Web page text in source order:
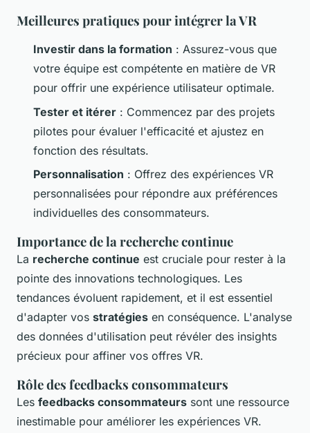
Meilleures pratiques pour intégrer la VR
Investir dans la formation : Assurez-vous que
votre équipe est compétente en matière de VR
pour offrir une expérience utilisateur optimale.
Tester et itérer : Commencez par des projets
pilotes pour évaluer l'efficacité et ajustez en
fonction des résultats.
Personnalisation : Offrez des expériences VR
personnalisées pour répondre aux préférences
individuelles des consommateurs.
Importance de la recherche continue
La recherche continue est cruciale pour rester à la
pointe des innovations technologiques. Les
tendances évoluent rapidement, et il est essentiel
d'adapter vos stratégies en conséquence. L'analyse
des données d'utilisation peut révéler des insights
précieux pour affiner vos offres VR.
Rôle des feedbacks consommateurs
Les feedbacks consommateurs sont une ressource
inestimable pour améliorer les expériences VR.